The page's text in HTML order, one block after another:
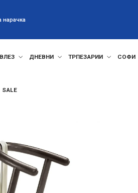
нарачка
ВЛЕЗ ДНЕВНИ ТРПЕЗАРИИ СОФИ
SALE